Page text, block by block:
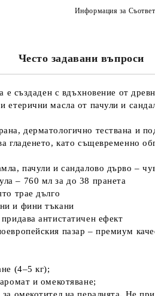
Информация за
Често задавани въпроси
създаден с вдъхновение от
етерични масла от пачули и
дерматологично тествана и
гладенето, като същевременно
пачули и сандалово дърво –
– 760 мл за до 38 пранета
трае дълго
и фини тъкани
антистатичен ефект
пазар – премиум
(4–5 кг);
и омекотяване;